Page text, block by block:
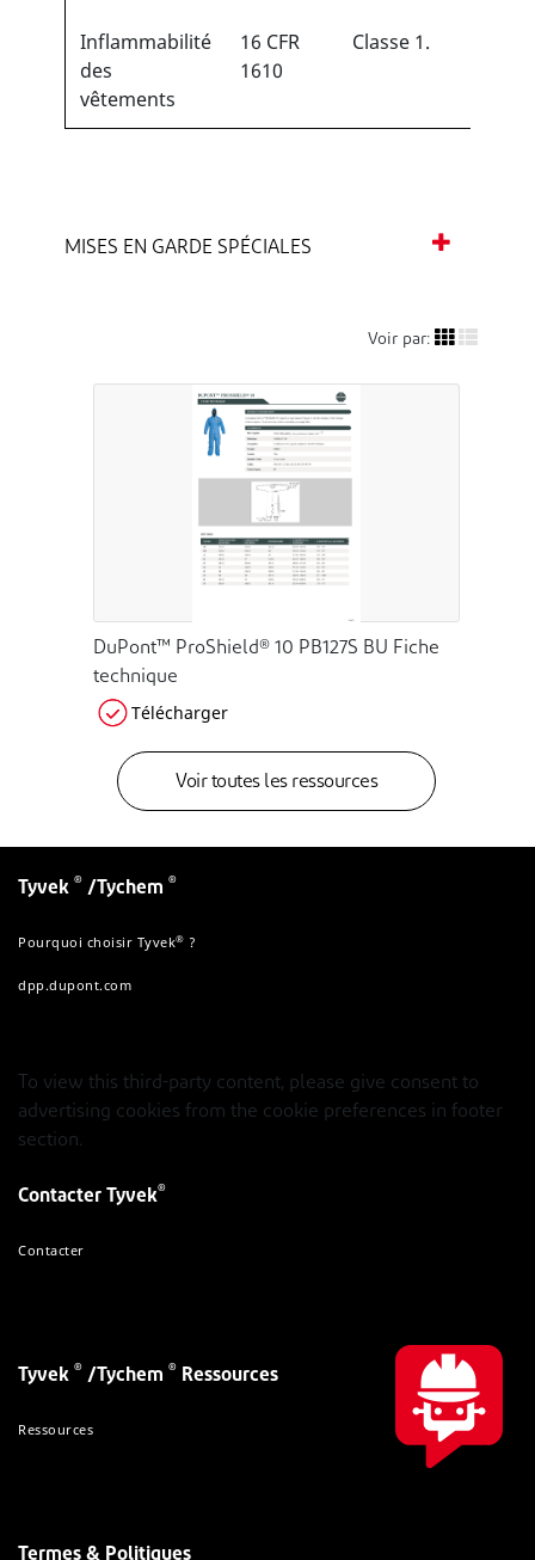
Inflammabilité
des
vêtements
16 CFR
1610
Classe 1.
MISES EN GARDE SPÉCIALES
Voir par:
DuPont™ ProShield® 10 PB127S BU Fiche
technique
Télécharger
Voir toutes les ressources
Tyvek ® /Tychem ®
Pourquoi choisir Tyvek® ?
dpp.dupont.com
To view this third-party content, please give consent to
advertising cookies from the cookie preferences in footer
section.
Contacter Tyvek®
Contacter
Tyvek ® /Tychem ® Ressources
Ressources
Termes & Politiques